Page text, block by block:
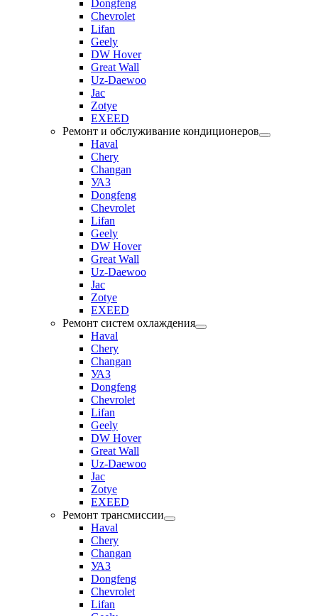
Dongfeng
Chevrolet
Lifan
Geely
DW Hover
Great Wall
Uz-Daewoo
Jac
Zotye
EXEED
Ремонт и обслуживание кондиционеров
Haval
Chery
Changan
УАЗ
Dongfeng
Chevrolet
Lifan
Geely
DW Hover
Great Wall
Uz-Daewoo
Jac
Zotye
EXEED
Ремонт систем охлаждения
Haval
Chery
Changan
УАЗ
Dongfeng
Chevrolet
Lifan
Geely
DW Hover
Great Wall
Uz-Daewoo
Jac
Zotye
EXEED
Ремонт трансмиссии
Haval
Chery
Changan
УАЗ
Dongfeng
Chevrolet
Lifan